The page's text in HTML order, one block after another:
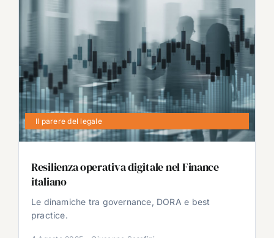
Il parere del legale
Resilienza operativa digitale nel Finance
italiano
Le dinamiche tra governance, DORA e best
practice.